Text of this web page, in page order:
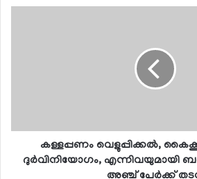
കള്ളപ്പണം വെളുപ്പിക്കല്‍,
ദുര്‍വിനിയോഗം, എന്നിവയുമായി
അഞ്ച് പേര്‍ക്ക്